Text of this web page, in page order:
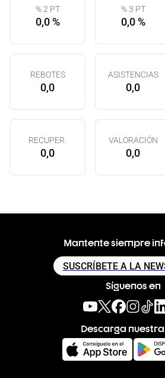
% 2 PT
0,0 %
% 3 PT
0,0 %
REBOTES
0,0
ASISTENCIAS
0,0
RECUPER.
0,0
VALORACIÓN
0,0
Mantente siempre
SUSCRÍBETE A LA
Síguenos en
Descarga